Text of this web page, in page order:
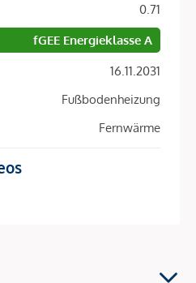
Fenster können mittels
verdunkelt werden.
Garagenplatz in der
gelangen in den geräumigen
Weg in die ca. 19m² große
von Ihnen eigeweiht zu
und ein Esstisch für mehrere
ebenfalls leicht Platz
können. Entspannten
0.71
fGEE Energieklasse A
16.11.2031
Fußbodenheizung
Fernwärme